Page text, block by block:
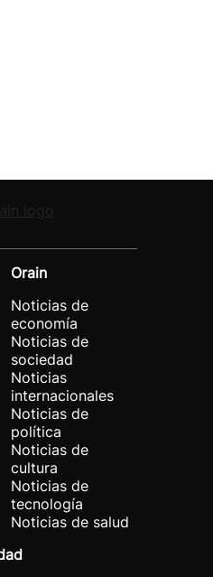
Orain
Noticias de
economía
Noticias de
sociedad
Noticias
internacionales
Noticias de
política
Noticias de
cultura
Noticias de
tecnología
Noticias de salud